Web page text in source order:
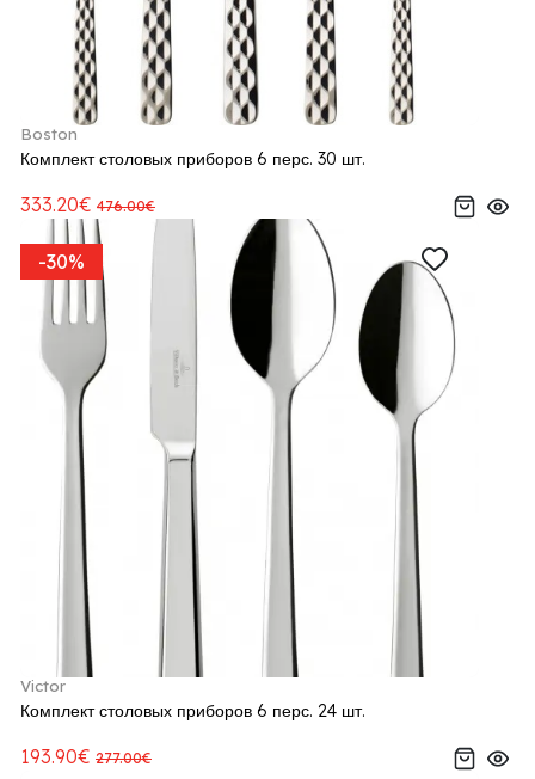
Boston
Комплект столовых приборов 6 перс. 30 шт.
333.20€ 476.00€
-30%
Victor
Комплект столовых приборов 6 перс. 24 шт.
193.90€ 277.00€